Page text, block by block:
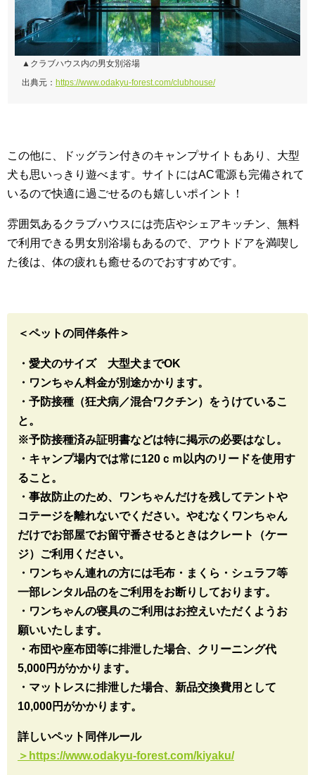
▲クラブハウス内の男女別浴場
出典元： https://www.odakyu-forest.com/clubhouse/
この他に、ドッグラン付きのキャンプサイトもあり、大型
犬も思いっきり遊べます。サイトにはAC電源も完備されて
いるので快適に過ごせるのも嬉しいポイント！
雰囲気あるクラブハウスには売店やシェアキッチン、無料
で利用できる男女別浴場もあるので、アウトドアを満喫し
た後は、体の疲れも癒せるのでおすすめです。
＜ペットの同伴条件＞
・愛犬のサイズ 大型犬までOK
・ワンちゃん料金が別途かかります。
・予防接種（狂犬病／混合ワクチン）をうけているこ
と。
※予防接種済み証明書などは特に掲示の必要はなし。
・キャンプ場内では常に120ｃｍ以内のリードを使用す
ること。
・事故防止のため、ワンちゃんだけを残してテントや
コテージを離れないでください。やむなくワンちゃん
だけでお部屋でお留守番させるときはクレート（ケー
ジ）ご利用ください。
・ワンちゃん連れの方には毛布・まくら・シュラフ等
一部レンタル品のをご利用をお断りしております。
・ワンちゃんの寝具のご利用はお控えいただくようお
願いいたします。
・布団や座布団等に排泄した場合、クリーニング代
5,000円がかかります。
・マットレスに排泄した場合、新品交換費用として
10,000円がかかります。
詳しいペット同伴ルール
＞https://www.odakyu-forest.com/kiyaku/